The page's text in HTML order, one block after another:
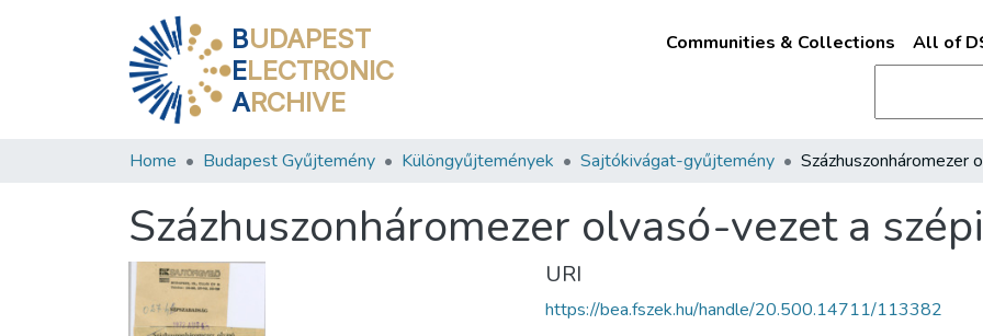
BUDAPEST
ELECTRONIC
ARCHIVE
Communities & Collections All of
Home Budapest Gyűjtemény Különgyűjtemények Sajtókivágat-gyűjtemény
Százhuszonháromezer olvasó-vezet a
URI
https://bea.fszek.hu/handle/20.500.14711/113382